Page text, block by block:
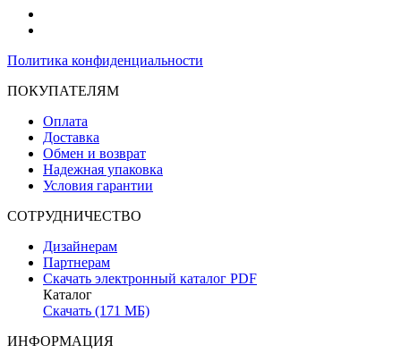
Политика конфиденциальности
ПОКУПАТЕЛЯМ
Оплата
Доставка
Обмен и возврат
Надежная упаковка
Условия гарантии
СОТРУДНИЧЕСТВО
Дизайнерам
Партнерам
Скачать электронный каталог PDF
Каталог
Скачать (171 МБ)
ИНФОРМАЦИЯ